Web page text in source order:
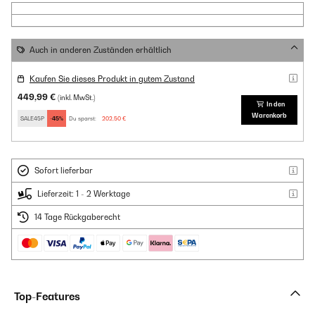
Auch in anderen Zuständen erhältlich
Kaufen Sie dieses Produkt in gutem Zustand
449,99 € (inkl. MwSt.)
SALE45P -45% Du sparst: 202,50 €
In den
Warenkorb
Sofort lieferbar
Lieferzeit: 1 - 2 Werktage
14 Tage Rückgaberecht
Top-Features